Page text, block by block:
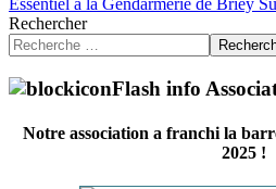
Essentiel à la Gendarmerie de Briey
Rechercher
Flash info
Notre association a franchi la
2025 !